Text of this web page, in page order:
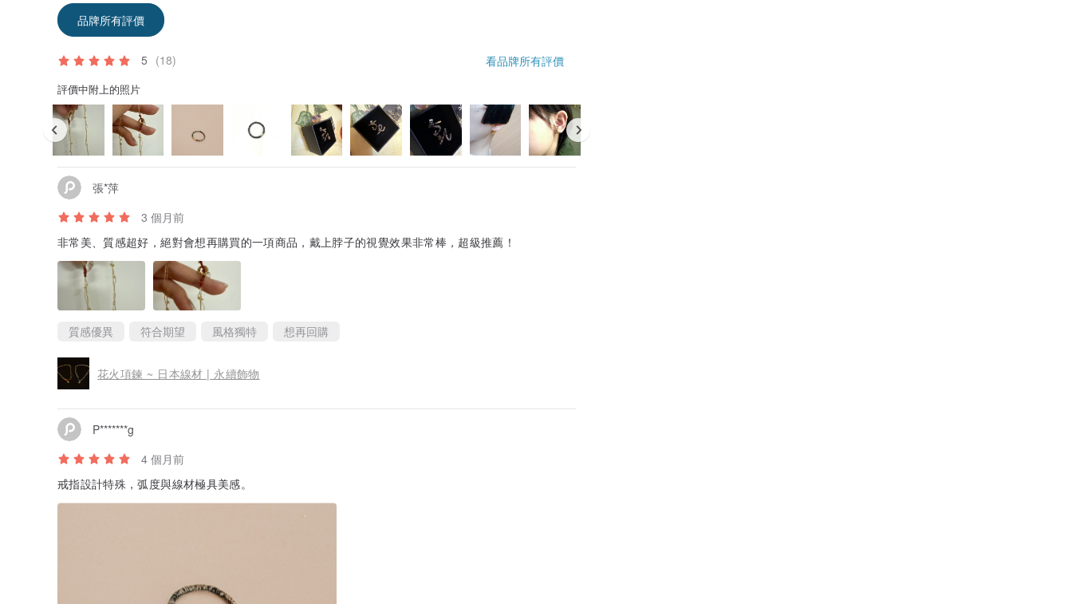
品牌所有評價
5 (18) 看品牌所有評價
評價中附上的照片
張*萍
3 個月前
非常美、質感超好，絕對會想再購買的一項商品，戴上脖子的視覺效果非常棒，超級推薦！
質感優異 符合期望 風格獨特 想再回購
花火項鍊 ~ 日本線材 | 永續飾物
P*******g
4 個月前
戒指設計特殊，弧度與線材極具美感。